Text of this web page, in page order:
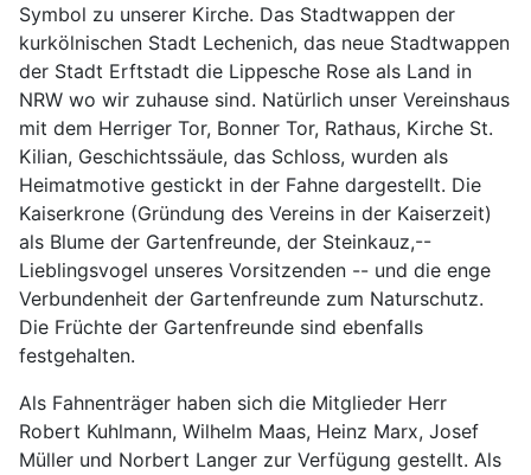
Symbol zu unserer Kirche. Das Stadtwappen der
kurkölnischen Stadt Lechenich, das neue Stadtwappen
der Stadt Erftstadt die Lippesche Rose als Land in
NRW wo wir zuhause sind. Natürlich unser Vereinshaus
mit dem Herriger Tor, Bonner Tor, Rathaus, Kirche St.
Kilian, Geschichtssäule, das Schloss, wurden als
Heimatmotive gestickt in der Fahne dargestellt. Die
Kaiserkrone (Gründung des Vereins in der Kaiserzeit)
als Blume der Gartenfreunde, der Steinkauz,--
Lieblingsvogel unseres Vorsitzenden -- und die enge
Verbundenheit der Gartenfreunde zum Naturschutz.
Die Früchte der Gartenfreunde sind ebenfalls
festgehalten.
Als Fahnenträger haben sich die Mitglieder Herr
Robert Kuhlmann, Wilhelm Maas, Heinz Marx, Josef
Müller und Norbert Langer zur Verfügung gestellt. Als